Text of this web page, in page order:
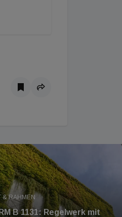
& RAHMEN
B 1131: Regelwerk mit